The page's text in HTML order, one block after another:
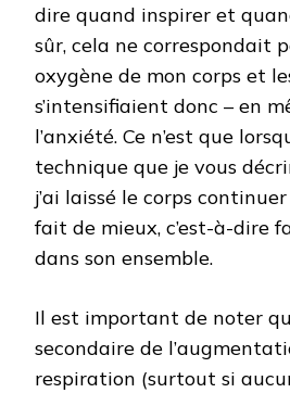
dire quand inspirer et
sûr, cela ne correspondait
oxygène de mon corps et
s’intensifiaient donc – en
l’anxiété. Ce n’est que
technique que je vous
j’ai laissé le corps
fait de mieux, c’est-à-dire
dans son ensemble.
Il est important de noter
secondaire de
respiration (surtout si